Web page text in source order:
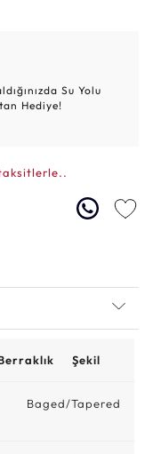
Su Yolu
Hediye!
Şekil
Baged/Tapered